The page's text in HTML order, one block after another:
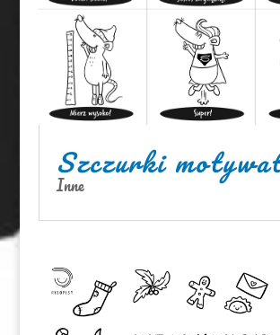
Szczurki
Inne